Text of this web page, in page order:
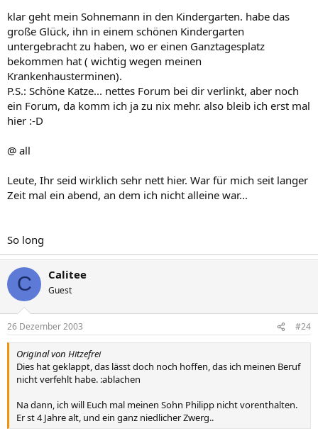
klar geht mein Sohnemann in den Kindergarten. habe das
große Glück, ihn in einem schönen Kindergarten
untergebracht zu haben, wo er einen Ganztagesplatz
bekommen hat ( wichtig wegen meinen
Krankenhausterminen).
P.S.: Schöne Katze... nettes Forum bei dir verlinkt, aber noch
ein Forum, da komm ich ja zu nix mehr. also bleib ich erst mal
hier :-D
@ all
Leute, Ihr seid wirklich sehr nett hier. War für mich seit langer
Zeit mal ein abend, an dem ich nicht alleine war...
So long
C Calitee
Guest
26 Dezember 2003 #24
Original von Hitzefrei
Dies hat geklappt, das lässt doch noch hoffen, das ich meinen Beruf
nicht verfehlt habe. :ablachen
Na dann, ich will Euch mal meinen Sohn Philipp nicht vorenthalten.
Er st 4 Jahre alt, und ein ganz niedlicher Zwerg..